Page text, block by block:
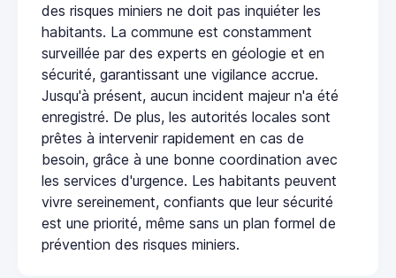
des risques miniers ne doit pas inquiéter les
habitants. La commune est constamment
surveillée par des experts en géologie et en
sécurité, garantissant une vigilance accrue.
Jusqu'à présent, aucun incident majeur n'a été
enregistré. De plus, les autorités locales sont
prêtes à intervenir rapidement en cas de
besoin, grâce à une bonne coordination avec
les services d'urgence. Les habitants peuvent
vivre sereinement, confiants que leur sécurité
est une priorité, même sans un plan formel de
prévention des risques miniers.